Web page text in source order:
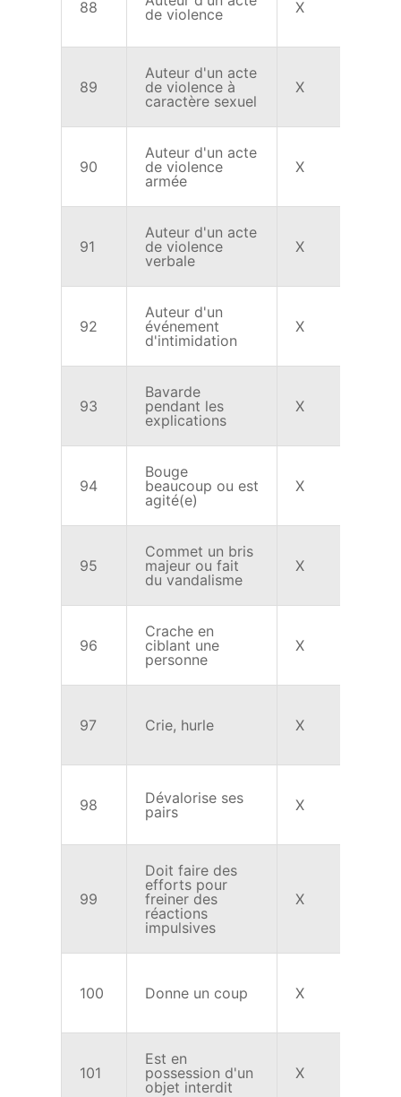
88
de violence
X
89
Auteur d'un acte
de violence à
caractère sexuel
X
90
Auteur d'un acte
de violence
armée
X
91
Auteur d'un acte
de violence
verbale
X
92
Auteur d'un
événement
d'intimidation
X
93
Bavarde
pendant les
explications
X
94
Bouge
beaucoup ou est
agité(e)
X
95
Commet un bris
majeur ou fait
du vandalisme
X
96
Crache en
ciblant une
personne
X
97 Crie, hurle X
98
Dévalorise ses
pairs
X
99
Doit faire des
efforts pour
freiner des
réactions
impulsives
X
100 Donne un coup X
101
Est en
possession d'un
objet interdit
X